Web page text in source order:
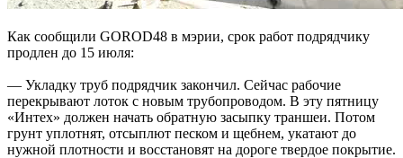
Как сообщили GOROD48 в мэрии, срок работ подрядчику
продлен до 15 июля:
— Укладку труб подрядчик закончил. Сейчас рабочие
перекрывают лоток с новым трубопроводом. В эту пятницу
«Интех» должен начать обратную засыпку траншеи. Потом
грунт уплотнят, отсыплют песком и щебнем, укатают до
нужной плотности и восстановят на дороге твердое покрытие.